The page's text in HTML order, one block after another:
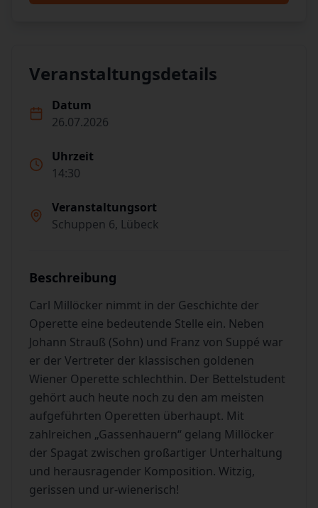
Veranstaltungsdetails
Datum
26.07.2026
Uhrzeit
14:30
Veranstaltungsort
Schuppen 6, Lübeck
Beschreibung
Carl Millöcker nimmt in der Geschichte der
Operette eine bedeutende Stelle ein. Neben
Johann Strauß (Sohn) und Franz von Suppé war
er der Vertreter der klassischen goldenen
Wiener Operette schlechthin. Der Bettelstudent
gehört auch heute noch zu den am meisten
aufgeführten Operetten überhaupt. Mit
zahlreichen „Gassenhauern“ gelang Millöcker
der Spagat zwischen großartiger Unterhaltung
und herausragender Komposition. Witzig,
gerissen und ur-wienerisch!